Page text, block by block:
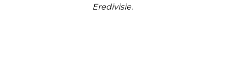
Eredivisie.